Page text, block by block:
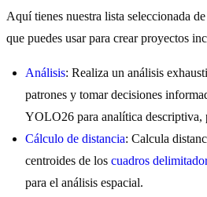
Aquí tienes nuestra lista seleccionada
que puedes usar para crear proyectos
Análisis: Realiza un análisis
patrones y tomar decisiones
YOLO26 para analítica descriptiva,
Cálculo de distancia: Calcula
centroides de los cuadros
para el análisis espacial.